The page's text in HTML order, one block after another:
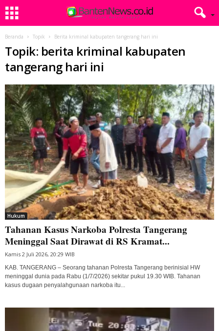
Beranda Topik Berita kriminal kabupaten tangerang hari ini
Topik: berita kriminal kabupaten
tangerang hari ini
Hukum
Tahanan Kasus Narkoba Polresta Tangerang
Meninggal Saat Dirawat di RS Kramat...
Kamis 2 Juli 2026, 20:29 WIB
KAB. TANGERANG – Seorang tahanan Polresta Tangerang berinisial HW
meninggal dunia pada Rabu (1/7/2026) sekitar pukul 19.30 WIB. Tahanan
kasus dugaan penyalahgunaan narkoba itu...